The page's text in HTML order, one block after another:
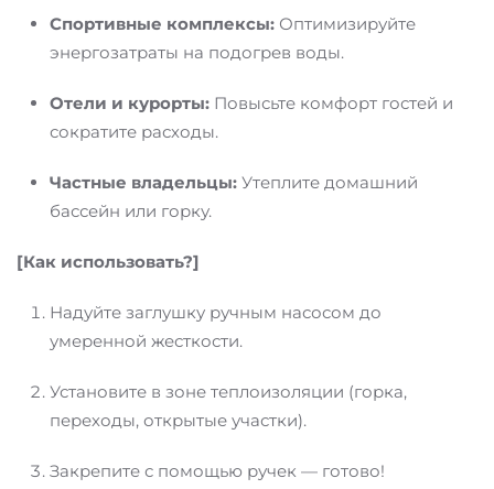
Спортивные комплексы: Оптимизируйте
энергозатраты на подогрев воды.
Отели и курорты: Повысьте комфорт гостей и
сократите расходы.
Частные владельцы: Утеплите домашний
бассейн или горку.
[Как использовать?]
Надуйте заглушку ручным насосом до
умеренной жесткости.
Установите в зоне теплоизоляции (горка,
переходы, открытые участки).
Закрепите с помощью ручек — готово!